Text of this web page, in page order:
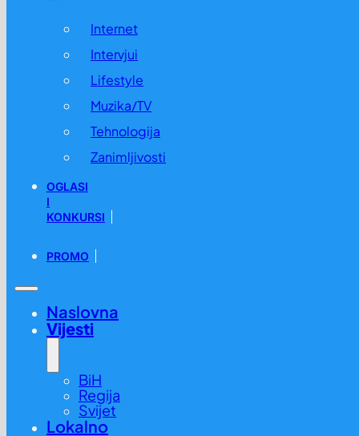
Internet
Intervjui
Lifestyle
Muzika/TV
Tehnologija
Zanimljivosti
OGLASI
I
KONKURSI
PROMO
Naslovna
Vijesti
BiH
Regija
Svijet
Lokalno